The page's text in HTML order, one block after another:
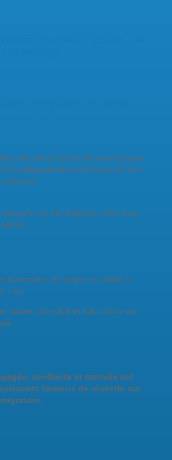
sans rupture de service pour
des dégradations anticipées et une
ont été limitées, reflet d’un
baromètre d’équipe recueillait le
stable entre 3,5 et 4,5, même au
confiante et motivée est
facteurs de réussite sur